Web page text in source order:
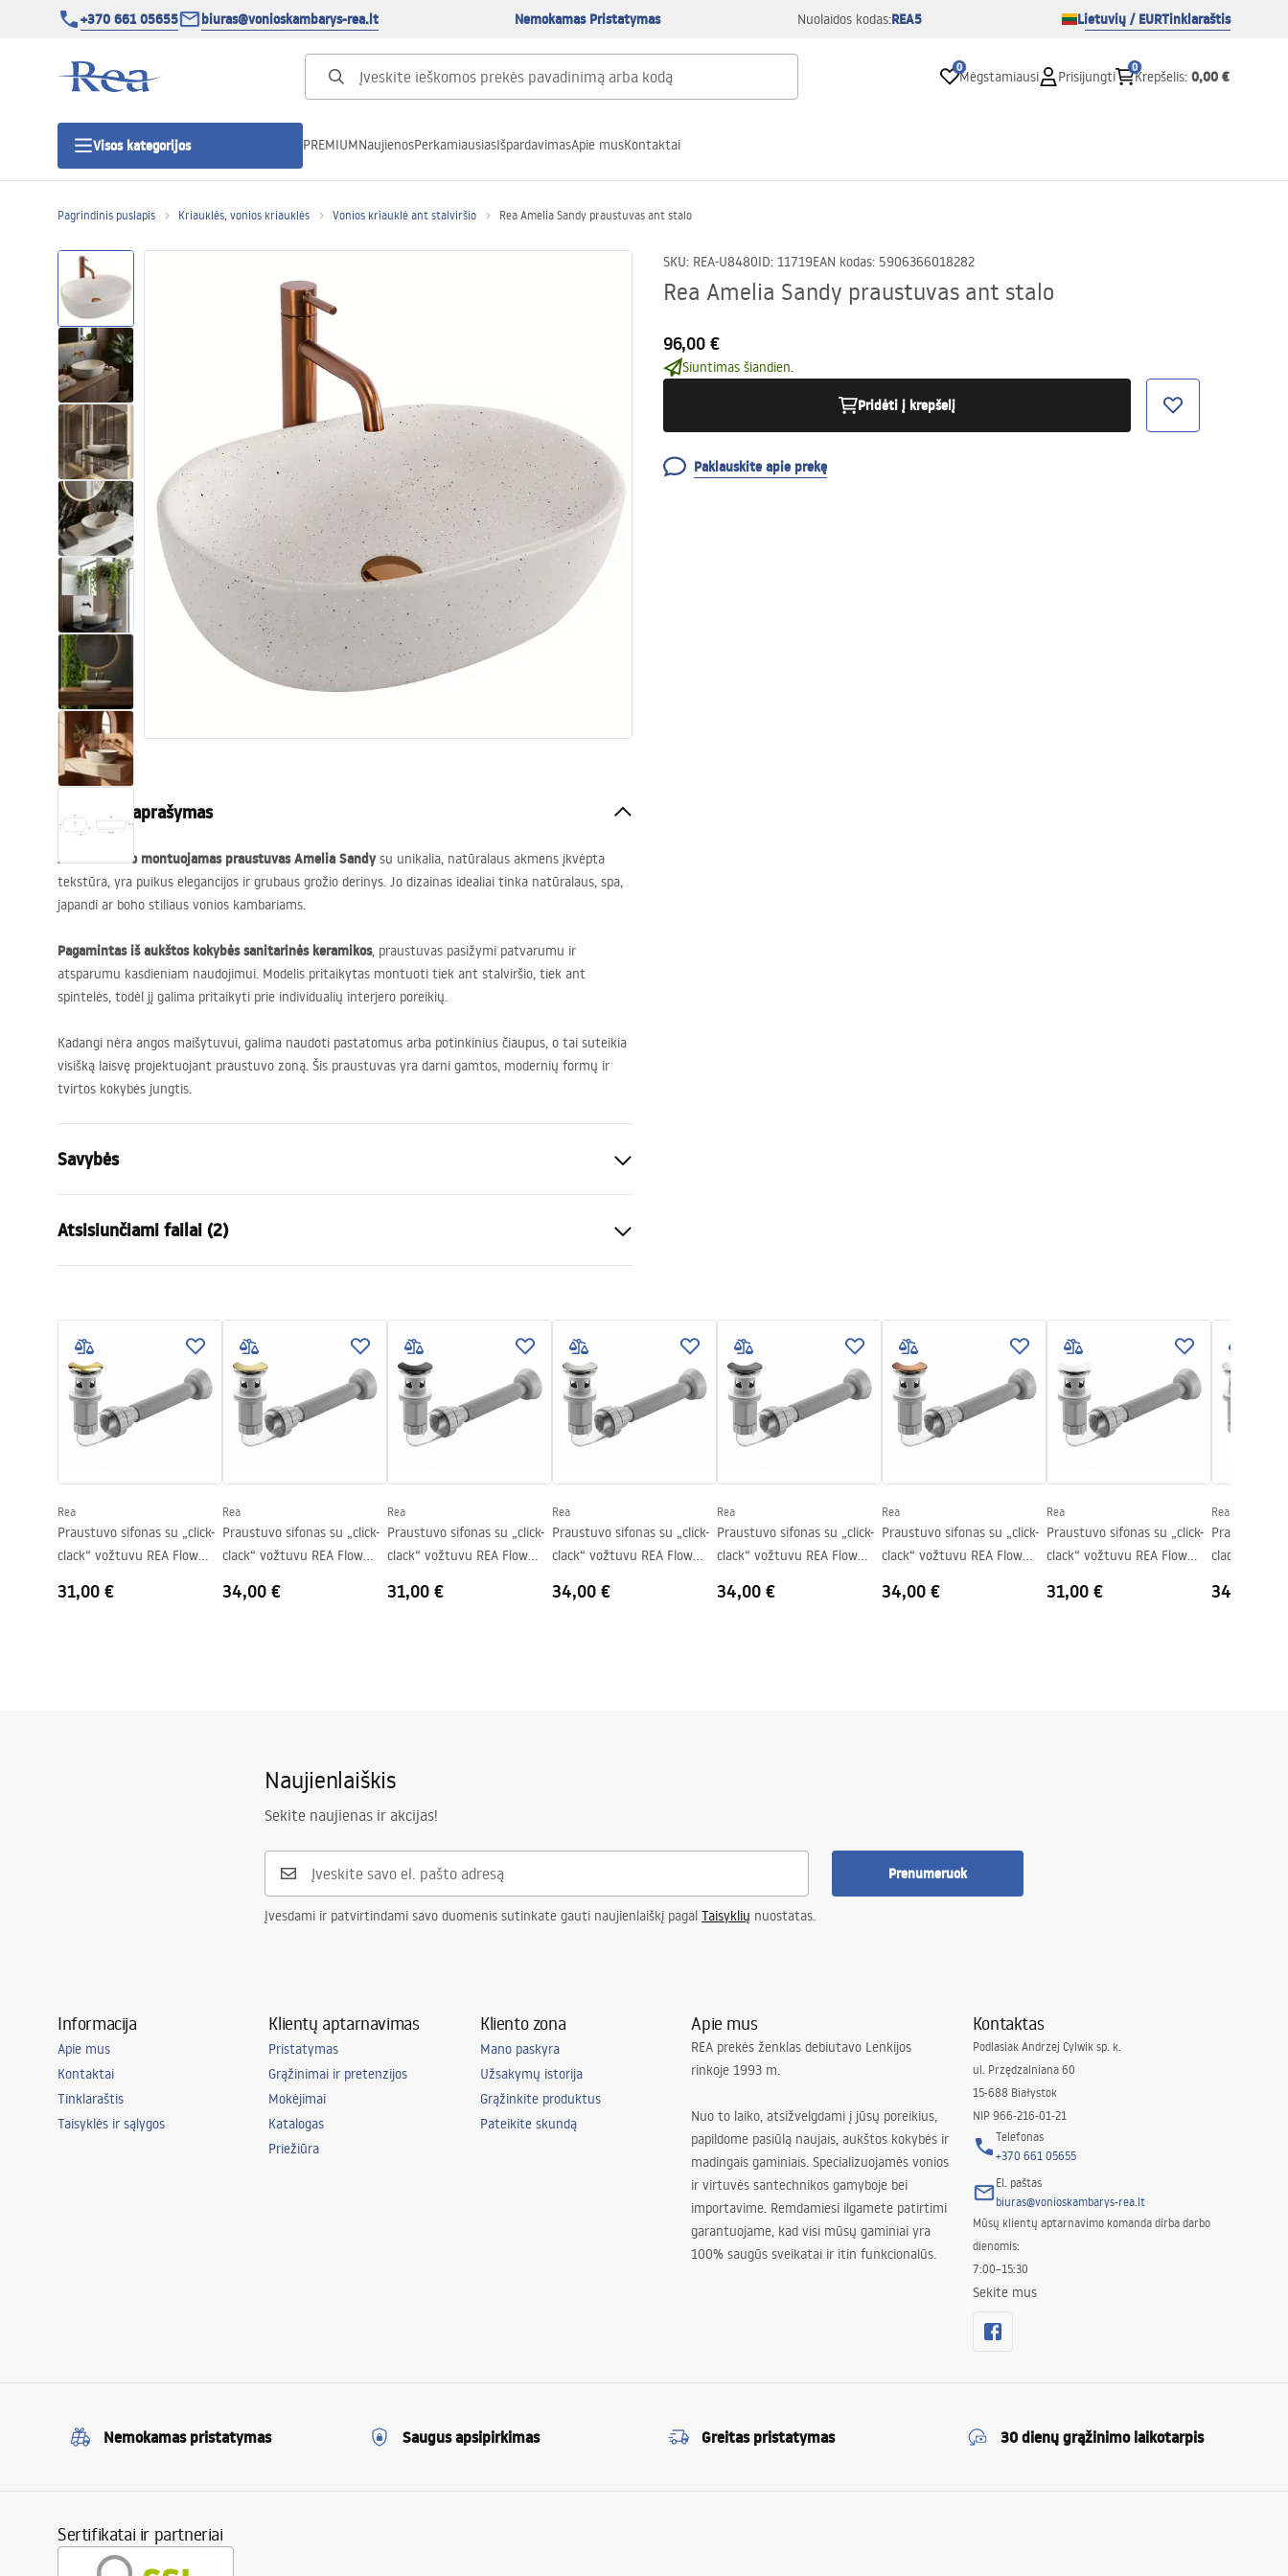
+370 661 05655 biuras@vonioskambarys-rea.lt Nemokamas Pristatymas Nuolaidos kodas:REA5 Lietuvių / EURTinklaraštis
0
Mėgstamiausi Prisijungti
0
Krepšelis: 0,00 €
Visos kategorijos
Dušo durys
Vonios dušo padėklai
Linijiniai dušo kanalai
Tualetai
Praustuvas
Vonios ir ekranai
Vonios maišytuvai
Vonios dušai
Virtuvė
Vonios aksesuarai ir baldai
PREMIUMNaujienosPerkamiausiasIšpardavimasApie musKontaktai
Pagrindinis puslapis Kriauklės, vonios kriauklės Vonios kriauklė ant stalviršio Rea Amelia Sandy praustuvas ant stalo
SKU: REA-U8480ID: 11719EAN kodas: 5906366018282
Rea Amelia Sandy praustuvas ant stalo
96,00 €
Siuntimas šiandien.
Pridėti į krepšelį
Paklauskite apie prekę
Produkto aprašymas
Ant stalviršio montuojamas praustuvas Amelia Sandysu unikalia, natūralaus akmens įkvėpta
tekstūra, yra puikus elegancijos ir grubaus grožio derinys. Jo dizainas idealiai tinka natūralaus, spa,
japandi ar boho stiliaus vonios kambariams.
Pagamintas iš aukštos kokybės sanitarinės keramikos, praustuvas pasižymi patvarumu ir
atsparumu kasdieniam naudojimui. Modelis pritaikytas montuoti tiek ant stalviršio, tiek ant
spintelės, todėl jį galima pritaikyti prie individualių interjero poreikių.
Kadangi nėra angos maišytuvui, galima naudoti pastatomus arba potinkinius čiaupus, o tai suteikia
visišką laisvę projektuojant praustuvo zoną. Šis praustuvas yra darni gamtos, modernių formų ir
tvirtos kokybės jungtis.
Savybės
Medžiaga
Spalva
Akmens imitacija
Plotis
mm
Aukštis
135
mm
Gylis
mm
Skylė baterijom
Ne
Perpildymo anga
Atsisiunčiami failai (2)
Warranty_Terms_and_Conditions_
Basins_-_5.pdf
Rea
Praustuvo sifonas su „click-
clack“ vožtuvu REA Flow
31,00 €
Rea
Praustuvo sifonas su „click-
clack“ vožtuvu REA Flow
34,00 €
Rea
Praustuvo sifonas su „click-
clack“ vožtuvu REA Flow
31,00 €
Rea
Praustuvo sifonas su „click-
clack“ vožtuvu REA Flow
34,00 €
Rea
Praustuvo sifonas su „click-
clack“ vožtuvu REA Flow
34,00 €
Rea
Praustuvo sifonas su „click-
clack“ vožtuvu REA Flow
34,00 €
Rea
Praustuvo sifonas su „click-
clack“ vožtuvu REA Flow
31,00 €
Rea
Praustuvo
clack“
34,00 €
Naujienlaiškis
Sekite naujienas ir akcijas!
Prenumeruok
Įvesdami ir patvirtindami savo duomenis sutinkate gauti naujienlaiškį pagal Taisyklių nuostatas.
Informacija
Apie mus
Kontaktai
Tinklaraštis
Taisyklės ir sąlygos
Klientų aptarnavimas
Pristatymas
Grąžinimai ir pretenzijos
Mokėjimai
Katalogas
Priežiūra
Kliento zona
Mano paskyra
Užsakymų istorija
Grąžinkite produktus
Pateikite skundą
Apie mus
REA prekės ženklas debiutavo Lenkijos
rinkoje 1993 m.
Nuo to laiko, atsižvelgdami į jūsų poreikius,
papildome pasiūlą naujais, aukštos kokybės ir
madingais gaminiais. Specializuojamės vonios
ir virtuvės santechnikos gamyboje bei
importavime. Remdamiesi ilgamete patirtimi
garantuojame, kad visi mūsų gaminiai yra
100% saugūs sveikatai ir itin funkcionalūs.
Kontaktas
Podlasiak Andrzej Cylwik sp. k.
ul. Przędzalniana 60
15-688 Białystok
NIP 966-216-01-21
Telefonas
+370 661 05655
El. paštas
biuras@vonioskambarys-rea.lt
Mūsų klientų aptarnavimo komanda dirba darbo
dienomis:
7:00–15:30
Sekite mus
Nemokamas pristatymas Saugus apsipirkimas Greitas pristatymas 30 dienų grąžinimo laikotarpis
Sertifikatai ir partneriai